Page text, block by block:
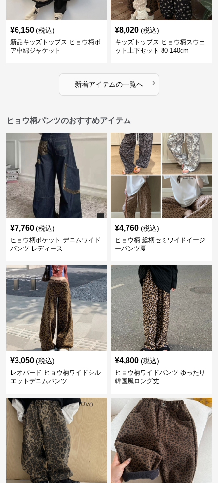
¥6,150 (税込)
新品キッズトップス ヒョウ柄ボ
ア中綿ジャケット
¥8,020 (税込)
キッズトップス ヒョウ柄スウェ
ット上下セット 80-140cm
新着アイテムの一覧へ ›
ヒョウ柄パンツのおすすめアイテム
¥7,760 (税込)
ヒョウ柄ポケット デニムワイド
パンツ レディース
¥4,760 (税込)
ヒョウ柄 総柄セミワイドイージ
ーパンツ夏
¥3,050 (税込)
レオパード ヒョウ柄ワイドシル
エットデニムパンツ
¥4,800 (税込)
ヒョウ柄ワイドパンツ ゆったり
韓国風ロング丈